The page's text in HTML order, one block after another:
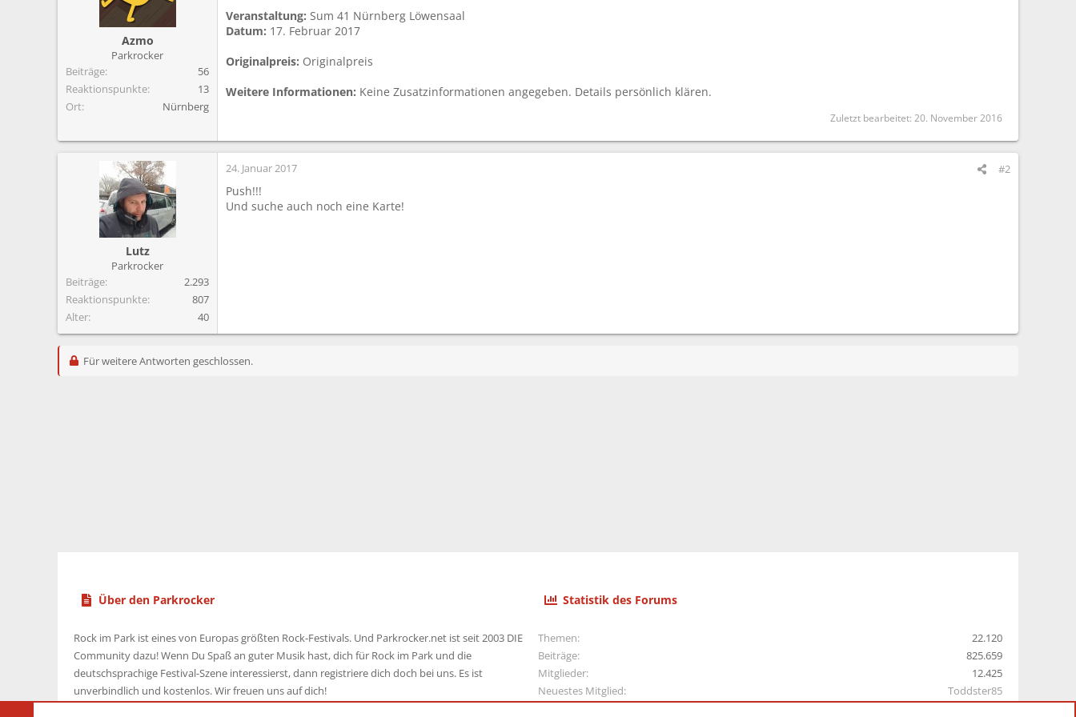
Azmo
Parkrocker
Beiträge
56
Reaktionspunkte
13
Ort
Nürnberg
Veranstaltung: Sum 41 Nürnberg Löwensaal
Datum: 17. Februar 2017
Originalpreis: Originalpreis
Weitere Informationen: Keine Zusatzinformationen angegeben. Details persönlich klären.
Zuletzt bearbeitet: 20. November 2016
Lutz
Parkrocker
Beiträge
2.293
Reaktionspunkte
807
Alter
40
24. Januar 2017 #2
Push!!!
Und suche auch noch eine Karte!
Für weitere Antworten geschlossen.
Über den Parkrocker
Rock im Park ist eines von Europas größten Rock-Festivals. Und Parkrocker.net ist seit 2003 DIE
Community dazu! Wenn Du Spaß an guter Musik hast, dich für Rock im Park und die
deutschsprachige Festival-Szene interessierst, dann registriere dich doch bei uns. Es ist
unverbindlich und kostenlos. Wir freuen uns auf dich!
Statistik des Forums
Themen
22.120
Beiträge
825.659
Mitglieder
12.425
Neuestes Mitglied
Toddster85